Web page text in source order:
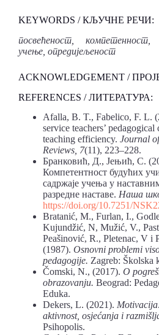
KEYWORDS / КЉУЧНЕ РЕЧИ:
посвећеност, компетенност,
учење, опредијељеност
ACKNOWLEDGEMENT /
REFERENCES / ЛИТЕРАТУРА:
Afalla, B. T., Fabelico, F. L.
service teachers’ pedagogical
teaching efficiency. Journal
Reviews, 7(11), 223–228.
Бранковић, Д., Јењић, С.
Компетентност будућих
садржаје учења у
разредне наставе. Наша
https://doi.org/10.7251/
Bratanić, M., Furlan, I.,
Kujundžić, N, Mužić, V.,
Peašinović, R., Pletenac, V i
(1987). Osnovni problemi
pedagogije. Zagreb: Školska
Čomski, N., (2017). O
obrazovanju. Beograd:
Eduka.
Dekers, L. (2021).
aktivnost, osjećanja i
Psihopolis.